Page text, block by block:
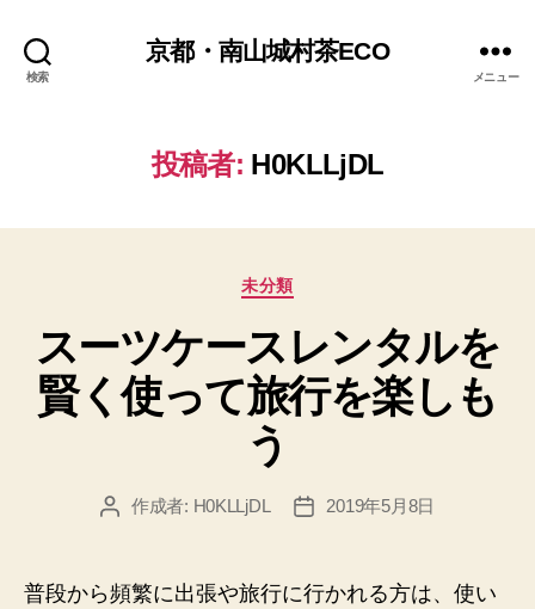
検索
京都・南山城村茶ECO
メニュー
投稿者: H0KLLjDL
カ
ゴ
リ
ー
未分類
スーツケースレンタルを
賢く使って旅行を楽しも
う
投 作成者: H0KLLjDL
投
2019年5月8日
普段から頻繁に出張や旅行に行かれる方は、使い